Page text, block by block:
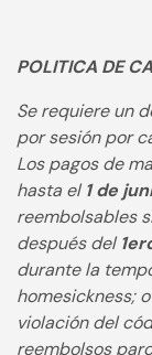
POLITICA DE
Se requiere un
por sesión por
Los pagos de
hasta el1 de
reembolsables
después del
durante la
homesickness;
violación del
reembolsos